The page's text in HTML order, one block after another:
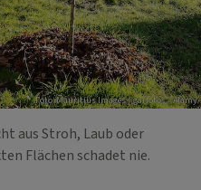
Foto: Mauritius Images / garfotos / Alamy
aus Stroh, Laub oder
Flächen schadet nie.